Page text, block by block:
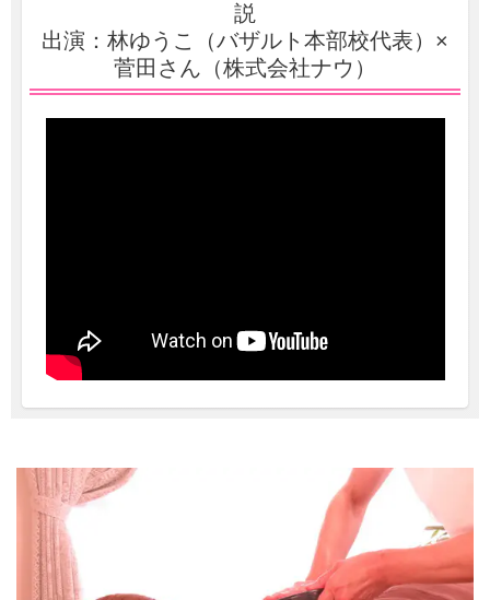
説
出演：林ゆうこ（バザルト本部校代表）×
菅田さん（株式会社ナウ）